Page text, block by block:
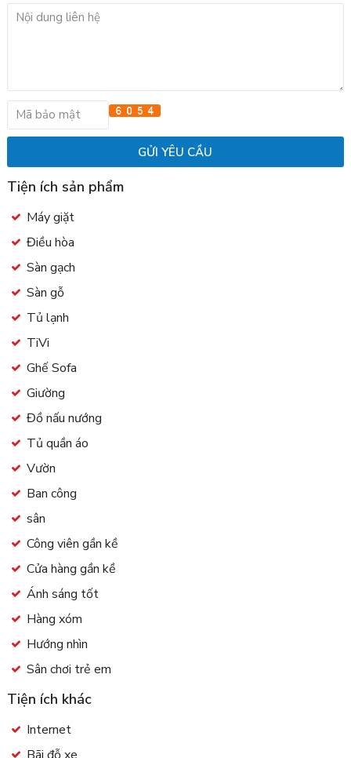
Tiện ích sản phẩm
Máy giặt
Điều hòa
Sàn gạch
Sàn gỗ
Tủ lạnh
TiVi
Ghế Sofa
Giường
Đồ nấu nướng
Tủ quần áo
Vườn
Ban công
sân
Công viên gần kề
Cửa hàng gần kề
Ánh sáng tốt
Hàng xóm
Hướng nhìn
Sân chơi trẻ em
Tiện ích khác
Internet